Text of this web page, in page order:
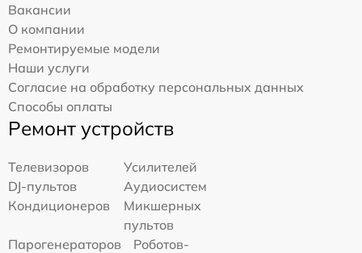
Вакансии
О компании
Ремонтируемые модели
Наши услуги
Согласие на обработку персональных данных
Способы оплаты
Ремонт устройств
Телевизоров
Усилителей
DJ-пультов
Аудиосистем
Кондиционеров
Микшерных
пультов
Парогенераторов
Роботов-